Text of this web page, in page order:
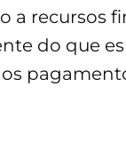
a recursos
do que